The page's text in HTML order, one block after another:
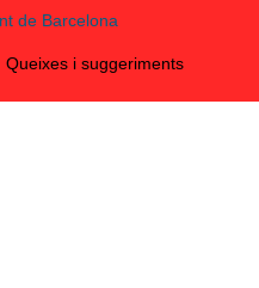
Queixes i suggeriments